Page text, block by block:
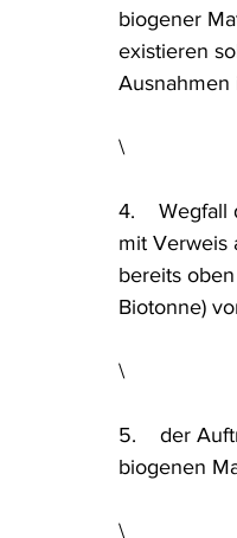
biogener
existieren
Ausnahmen
\
4.
mit Verweis
bereits
Biotonne)
\
5.    der
biogenen
\